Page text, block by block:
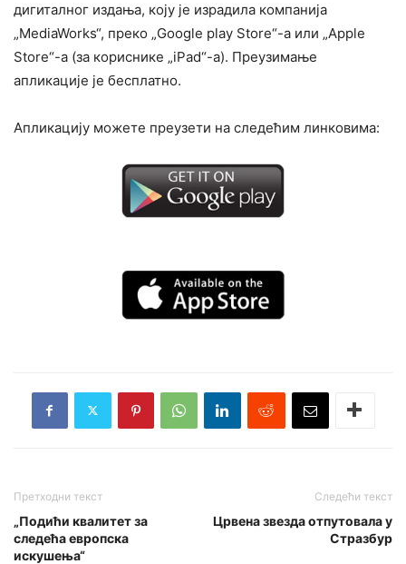
дигиталног издања, коју је израдила компанија
„MediaWorks“, преко „Google play Store“-а или „Apple
Store“-а (за кориснике „iPad“-а). Преузимање
апликације је бесплатно.
Апликацију можете преузети на следећим линковима:
Претходни текст
„Подићи квалитет за
следећа европска
искушења“
Следећи текст
Црвена звезда отпутовала у
Стразбур